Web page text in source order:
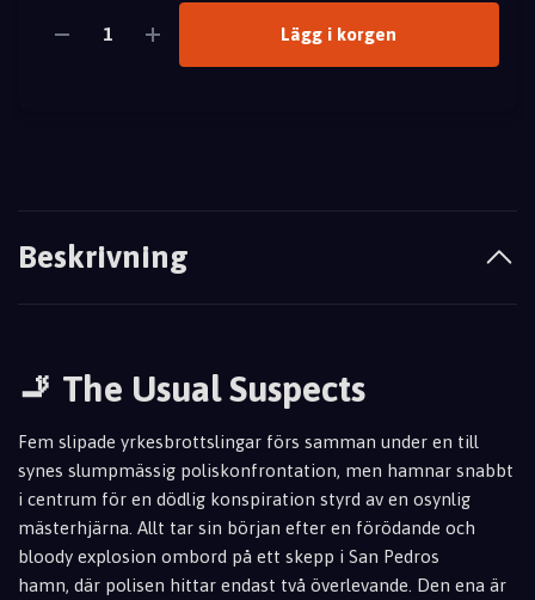
Lägg i korgen
Beskrivning
🚬 The Usual Suspects
Fem slipade yrkesbrottslingar förs samman under en till
synes slumpmässig poliskonfrontation, men hamnar snabbt
i centrum för en dödlig konspiration styrd av en osynlig
mästerhjärna. Allt tar sin början efter en förödande och
bloody explosion ombord på ett skepp i San Pedros
hamn, där polisen hittar endast två överlevande. Den ena är